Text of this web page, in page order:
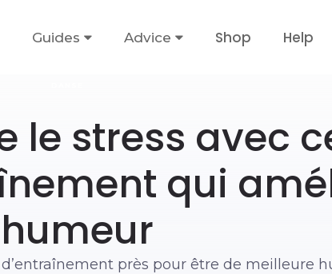
Guides Advice Shop Help
le stress avec
qui
près pour être de meilleure